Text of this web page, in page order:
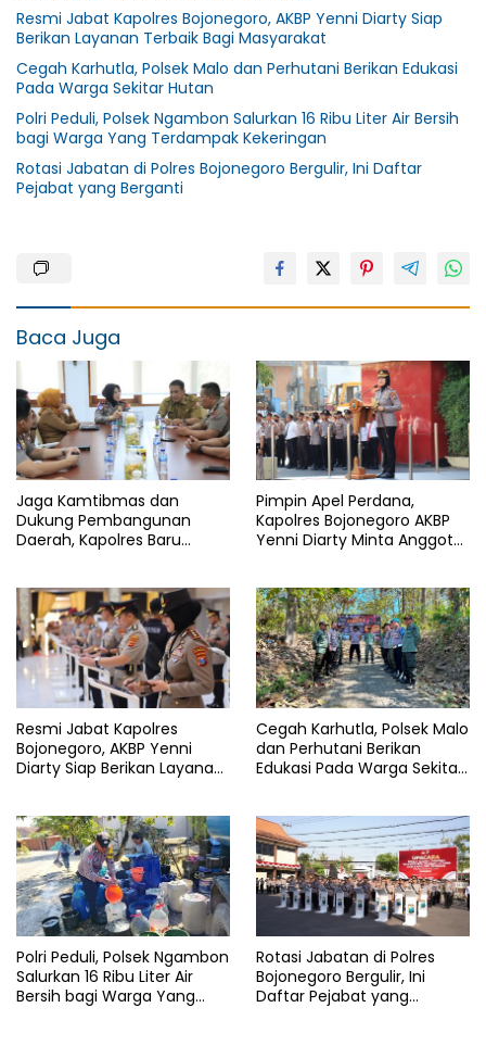
Resmi Jabat Kapolres Bojonegoro, AKBP Yenni Diarty Siap
Berikan Layanan Terbaik Bagi Masyarakat
Cegah Karhutla, Polsek Malo dan Perhutani Berikan Edukasi
Pada Warga Sekitar Hutan
Polri Peduli, Polsek Ngambon Salurkan 16 Ribu Liter Air Bersih
bagi Warga Yang Terdampak Kekeringan
Rotasi Jabatan di Polres Bojonegoro Bergulir, Ini Daftar
Pejabat yang Berganti
Baca Juga
Jaga Kamtibmas dan
Dukung Pembangunan
Daerah, Kapolres Baru
Pimpin Apel Perdana,
Kapolres Bojonegoro AKBP
Yenni Diarty Minta Anggota
Resmi Jabat Kapolres
Bojonegoro, AKBP Yenni
Diarty Siap Berikan Layanan
Cegah Karhutla, Polsek Malo
dan Perhutani Berikan
Edukasi Pada Warga Sekitar
Polri Peduli, Polsek Ngambon
Salurkan 16 Ribu Liter Air
Bersih bagi Warga Yang
Rotasi Jabatan di Polres
Bojonegoro Bergulir, Ini
Daftar Pejabat yang